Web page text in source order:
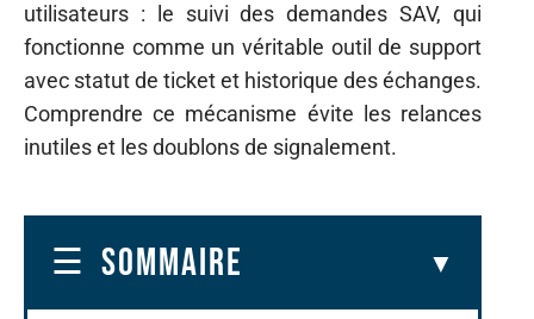
utilisateurs : le suivi des demandes SAV, qui
fonctionne comme un véritable outil de support
avec statut de ticket et historique des échanges.
Comprendre ce mécanisme évite les relances
inutiles et les doublons de signalement.
SOMMAIRE